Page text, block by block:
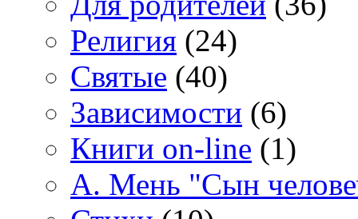
Религия (24)
Святые (40)
Зависимости (6)
Книги on-line (1)
А. Мень "Сын